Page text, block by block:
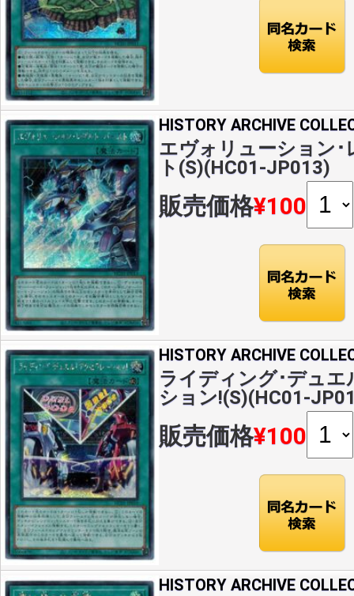
HISTORY ARCHIVE
エヴォリューション･
ト(S)(HC01-JP013)
販売価格¥100
HISTORY ARCHIVE
ライディング･デュエ
ション!(S)(HC01-
販売価格¥100
HISTORY ARCHIVE